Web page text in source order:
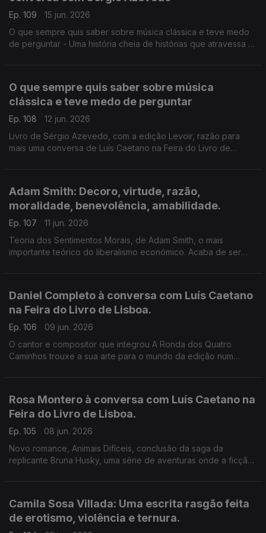
Ep. 109
15 jun. 2026
O que sempre quis saber sobre música clássica e teve medo
de perguntar - Uma história cheia de histórias que atravessa a
O que sempre quis saber sobre música
clássica e teve medo de perguntar
Ep. 108
12 jun. 2026
Livro de Sérgio Azevedo, com a edição Levoir, razão para
mais uma conversa de Luís Caetano na Feira do Livro de
Adam Smith: Decoro, virtude, razão,
moralidade, benevolência, amabilidade.
Ep. 107
11 jun. 2026
Teoria dos Sentimentos Morais, de Adam Smith, o mais
importante teórico do liberalismo económico. Acaba de ser
Daniel Completo à conversa com Luís Caetano
na Feira do Livro de Lisboa.
Ep. 106
09 jun. 2026
O cantor e compositor que integrou A Ronda dos Quatro
Caminhos trouxe a sua arte para o mundo da edição num
voz e música. Vamos por exemplo conhecer um livro que
apresenta Zeca Afonso às crianças.
Rosa Montero à conversa com Luís Caetano na
Feira do Livro de Lisboa.
Ep. 105
08 jun. 2026
Novo romance, Animais Difíceis, conclusão da saga da
replicante Bruna Husky, uma série de aventuras onde a ficção
Camila Sosa Villada: Uma escrita rasgão feita
de erotismo, violência e ternura.